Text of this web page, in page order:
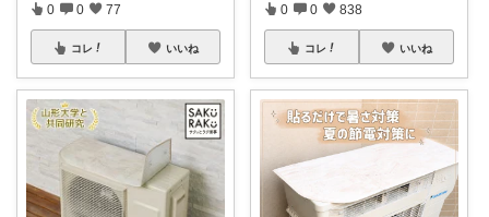
0 0 77
コレ いいね
0 0 838
コレ いいね